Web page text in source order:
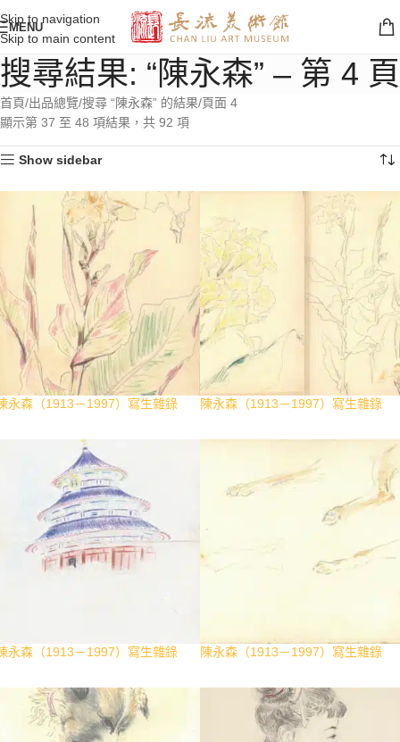
Skip to navigation
Skip to main content
MENU
搜尋結果: “陳永森” – 第 4 頁
首頁 出品總覽 搜尋 “陳永森” 的結果 頁面 4
顯示第 37 至 48 項結果，共 92 項
Show sidebar
永森（1913－1997）寫生雜錄 陳永森（1913－1997）寫生雜錄
永森（1913－1997）寫生雜錄 陳永森（1913－1997）寫生雜錄